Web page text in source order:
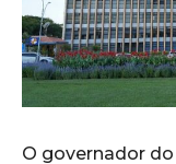
O governador